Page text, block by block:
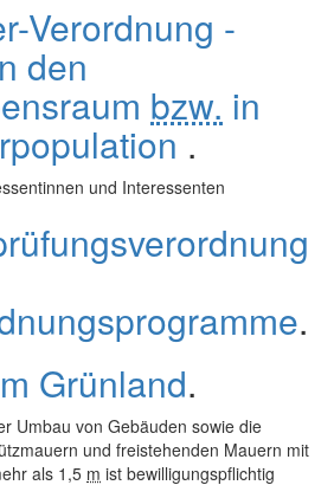
Verordnung -
den
bzw. in
.
und Interessenten
.
Grünland.
Umbau von Gebäuden sowie die
und freistehenden Mauern mit
als 1,5 m ist bewilligungspflichtig